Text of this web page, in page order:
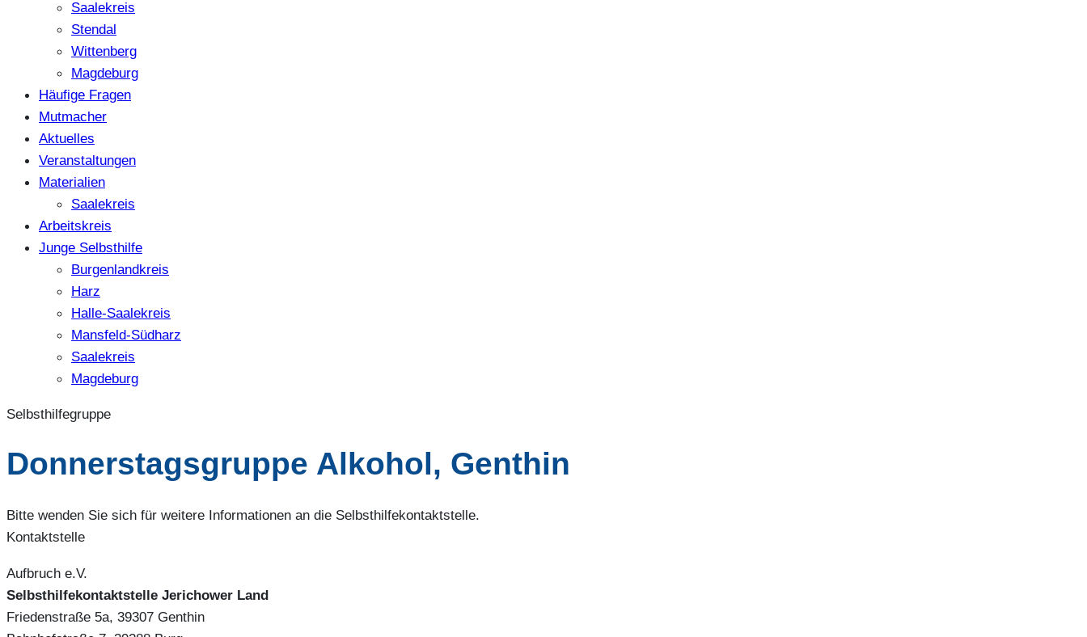
Saalekreis
Stendal
Wittenberg
Magdeburg
Häufige Fragen
Mutmacher
Aktuelles
Veranstaltungen
Materialien
Saalekreis
Arbeitskreis
Junge Selbsthilfe
Burgenlandkreis
Harz
Halle-Saalekreis
Mansfeld-Südharz
Saalekreis
Magdeburg
Selbsthilfegruppe
Donnerstagsgruppe Alkohol, Genthin
Bitte wenden Sie sich für weitere Informationen an die Selbsthilfekontaktstelle.
Kontaktstelle
Aufbruch e.V.
Selbsthilfekontaktstelle Jerichower Land
Friedenstraße 5a, 39307 Genthin